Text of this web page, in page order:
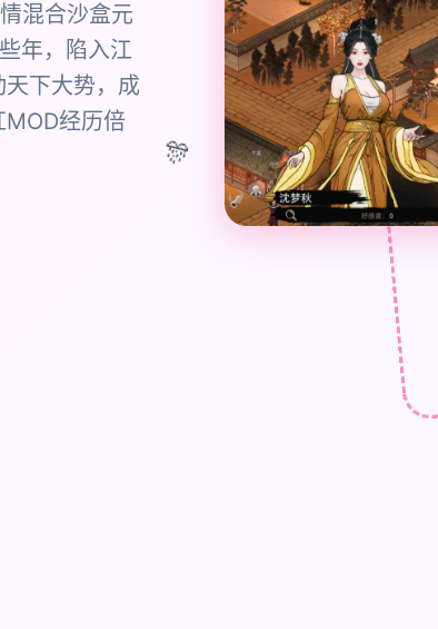
混合沙盒元
年，陷入江
下大势，成
MOD经历倍
🎊